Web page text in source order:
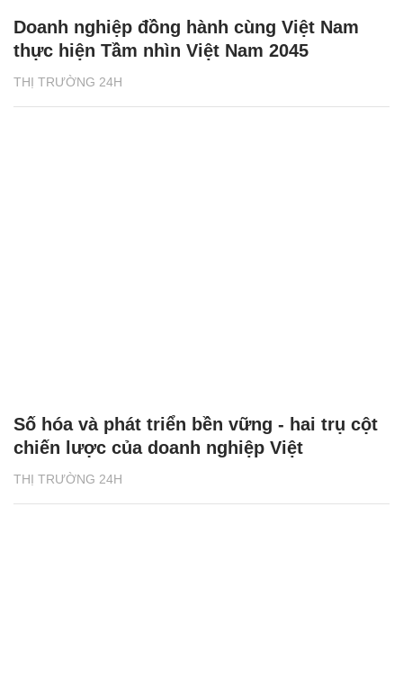
THỊ TRƯỜNG 24H
Doanh nghiệp đồng hành cùng Việt Nam
thực hiện Tầm nhìn Việt Nam 2045
THỊ TRƯỜNG 24H
Số hóa và phát triển bền vững - hai trụ cột
chiến lược của doanh nghiệp Việt